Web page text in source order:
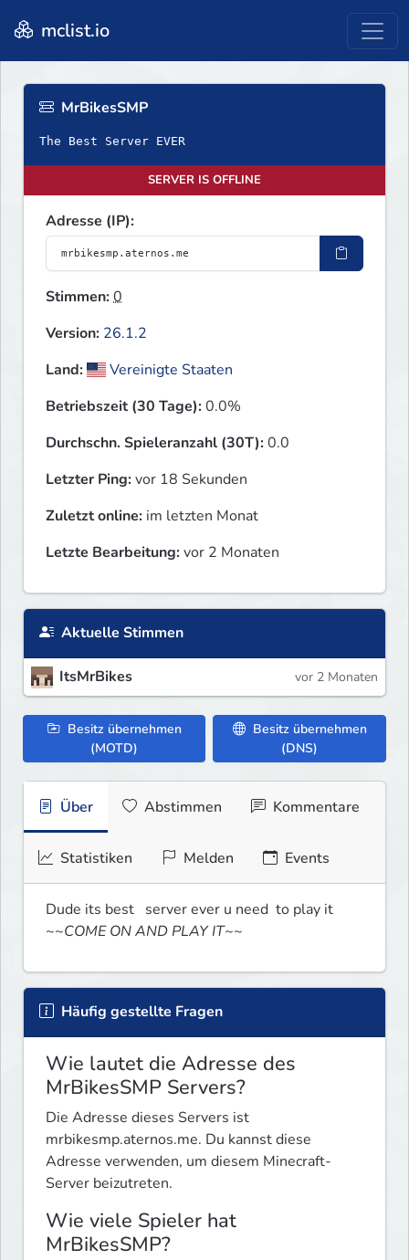
mclist.io
MrBikesSMP
The Best Server EVER
SERVER IS OFFLINE
Adresse (IP):
Stimmen:0
Version: 26.1.2
Land:
Vereinigte Staaten
Betriebszeit (30 Tage):0.0%
Durchschn. Spieleranzahl (30T):0.0
Letzter Ping:vor 18 Sekunden
Zuletzt online: im letzten Monat
Letzte Bearbeitung:vor 2 Monaten
Aktuelle Stimmen
ItsMrBikes vor 2 Monaten
Besitz übernehmen
(MOTD)
Besitz übernehmen
(DNS)
Über Abstimmen Kommentare
Statistiken Melden Events
~~COME ON AND PLAY IT~~
Häufig gestellte Fragen
Wie lautet die Adresse des
MrBikesSMP Servers?
Die Adresse dieses Servers ist
mrbikesmp.aternos.me. Du kannst diese
Adresse verwenden, um diesem Minecraft-
Server beizutreten.
Wie viele Spieler hat
MrBikesSMP?